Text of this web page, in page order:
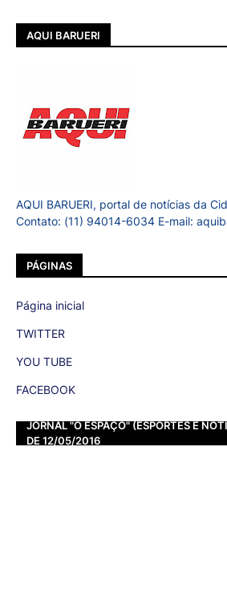
AQUI BARUERI
AQUI BARUERI, portal de notícias da
Contato: (11) 94014-6034 E-mail:
PÁGINAS
Página inicial
TWITTER
YOU TUBE
FACEBOOK
JORNAL "O ESPAÇO" (ESPORTES E
DE 12/05/2016